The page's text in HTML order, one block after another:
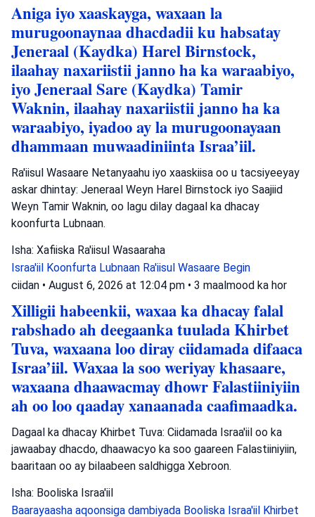
Aniga iyo xaaskayga, waxaan la
murugoonaynaa dhacdadii ku habsatay
Jeneraal (Kaydka) Harel Birnstock,
ilaahay naxariistii janno ha ka waraabiyo,
iyo Jeneraal Sare (Kaydka) Tamir
Waknin, ilaahay naxariistii janno ha ka
waraabiyo, iyadoo ay la murugoonayaan
dhammaan muwaadiniinta Israa’iil.
Ra'iisul Wasaare Netanyaahu iyo xaaskiisa oo u tacsiyeeyay
askar dhintay: Jeneraal Weyn Harel Birnstock iyo Saajiid
Weyn Tamir Waknin, oo lagu dilay dagaal ka dhacay
koonfurta Lubnaan.
Isha: Xafiiska Ra'iisul Wasaaraha
Israa'iil Koonfurta Lubnaan Ra'iisul Wasaare Begin
ciidan • August 6, 2026 at 12:04 pm • 3 maalmood ka hor
Xilligii habeenkii, waxaa ka dhacay falal
rabshado ah deegaanka tuulada Khirbet
Tuva, waxaana loo diray ciidamada difaaca
Israa’iil. Waxaa la soo weriyay khasaare,
waxaana dhaawacmay dhowr Falastiiniyiin
ah oo loo qaaday xanaanada caafimaadka.
Dagaal ka dhacay Khirbet Tuva: Ciidamada Israa'iil oo ka
jawaabay dhacdo, dhaawacyo ka soo gaareen Falastiiniyiin,
baaritaan oo ay bilaabeen saldhigga Xebroon.
Isha: Booliska Israa'iil
Baarayaasha aqoonsiga dambiyada Booliska Israa'iil Khirbet